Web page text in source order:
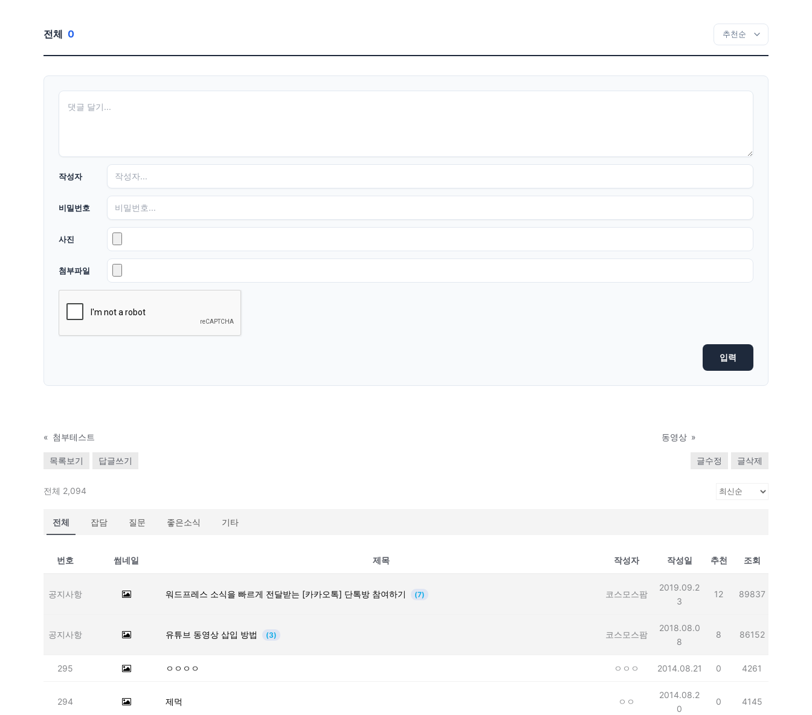
전체 0
작성자
비밀번호
사진
첨부파일
« 첨부테스트 동영상 »
목록보기 답글쓰기 글수정 글삭제
전체 2,094
전체 잡담 질문 좋은소식 기타
번호 썸네일 제목 작성자 작성일 추천 조회
공지사항 워드프레스 소식을 빠르게 전달받는 [카카오톡] 단톡방 참여하기 (7) 코스모스팜
2019.09.2
3
12 89837
공지사항 유튜브 동영상 삽입 방법 (3) 코스모스팜
2018.08.0
8
8 86152
295 ㅇㅇㅇㅇ ㅇㅇㅇ 2014.08.21 0 4261
294 제먹 ㅇㅇ
2014.08.2
0
0 4145